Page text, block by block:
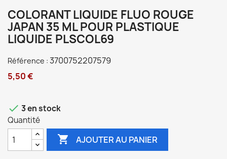
COLORANT LIQUIDE FLUO ROUGE
JAPAN 35 ML POUR PLASTIQUE
LIQUIDE PLSCOL69
Référence : 3700752207579
5,50 €
 3 en stock
Quantité
 AJOUTER AU PANIER